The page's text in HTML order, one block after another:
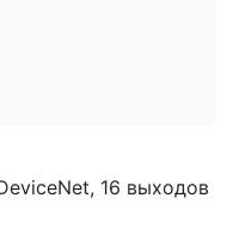
16 выходов